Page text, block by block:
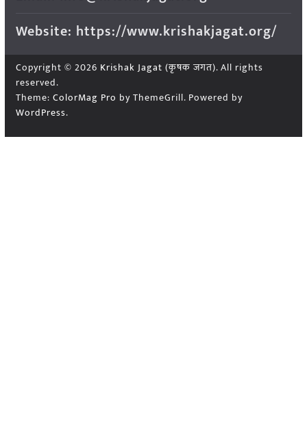
Website: https://www.krishakjagat.org/
Copyright © 2026 Krishak Jagat (कृषक जगत). All rights
reserved.
Theme: ColorMag Pro by ThemeGrill. Powered by
WordPress.